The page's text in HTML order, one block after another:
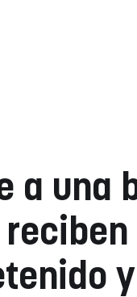
a una
reciben